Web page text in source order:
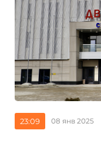
23:09 08 янв 2025